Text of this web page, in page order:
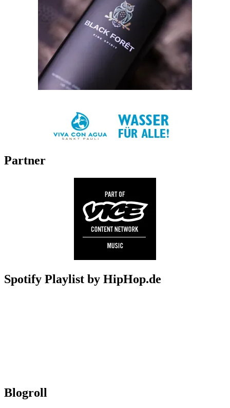
Partner
Spotify Playlist by HipHop.de
Blogroll